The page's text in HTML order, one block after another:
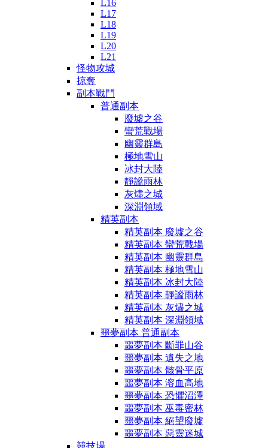
L16
L17
L18
L19
L20
L21
怪物攻城
掠奪
副本戰鬥
普通副本
廢墟之谷
蠻荒戰場
幽靈群島
極地雪山
冰封大陸
靜謐雨林
灰燼之城
深淵領域
精英副本
精英副本 廢墟之谷
精英副本 蠻荒戰場
精英副本 幽靈群島
精英副本 極地雪山
精英副本 冰封大陸
精英副本 靜謐雨林
精英副本 灰燼之城
精英副本 深淵領域
噩夢副本 普通副本
噩夢副本 斷罪山谷
噩夢副本 遺失之地
噩夢副本 骸骨平原
噩夢副本 溶血高地
噩夢副本 恐懼沼澤
噩夢副本 巫毒密林
噩夢副本 絕望廢墟
噩夢副本 惡靈迷城